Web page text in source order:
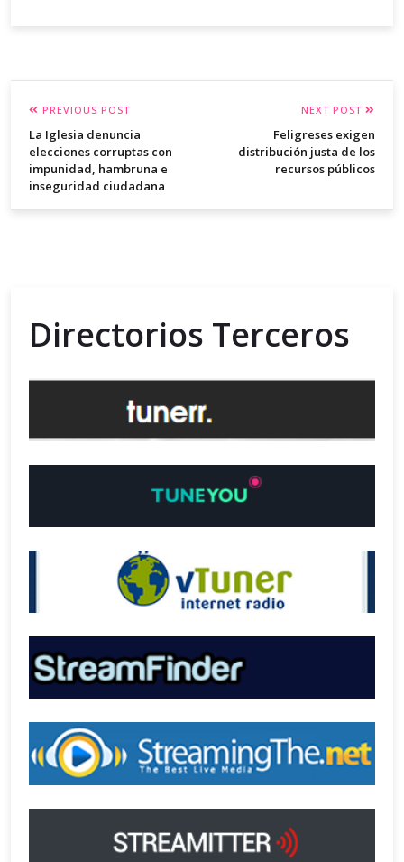
PREVIOUS POST
La Iglesia denuncia
elecciones corruptas con
impunidad, hambruna e
inseguridad ciudadana
NEXT POST
Feligreses exigen
distribución justa de los
recursos públicos
Directorios Terceros